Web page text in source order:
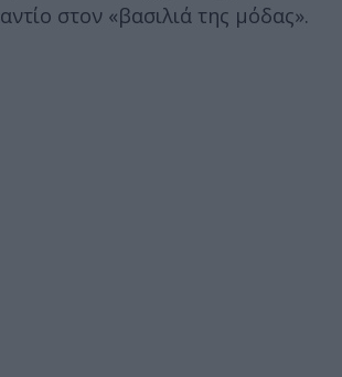
αντίο στον «βασιλιά της μόδας».